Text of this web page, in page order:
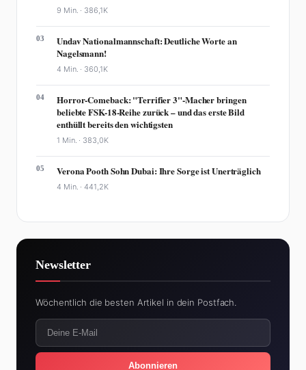
9 Min. · 386,1K
03
Undav Nationalmannschaft: Deutliche Worte an
Nagelsmann!
4 Min. · 360,1K
04
Horror-Comeback: "Terrifier 3"-Macher bringen
beliebte FSK-18-Reihe zurück – und das erste Bild
enthüllt bereits den wichtigsten
1 Min. · 383,0K
05 Verona Pooth Sohn Dubai: Ihre Sorge ist Unerträglich
4 Min. ·441,2K
Newsletter
Wöchentlich die besten Artikel in dein Postfach.
Abonnieren